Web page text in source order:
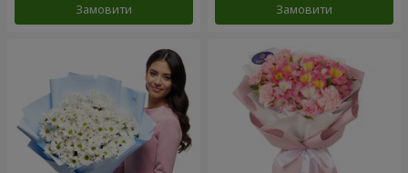
Замовити Замовити